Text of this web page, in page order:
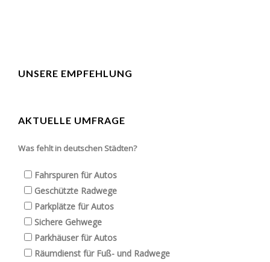
UNSERE EMPFEHLUNG
AKTUELLE UMFRAGE
Was fehlt in deutschen Städten?
Fahrspuren für Autos
Geschützte Radwege
Parkplätze für Autos
Sichere Gehwege
Parkhäuser für Autos
Räumdienst für Fuß- und Radwege